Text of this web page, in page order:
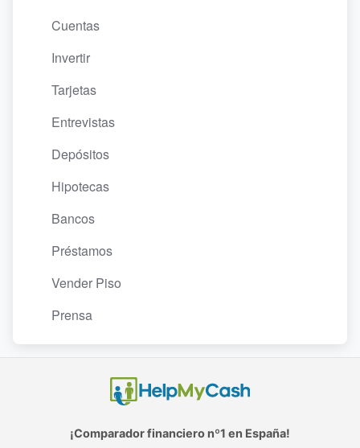
Cuentas
Invertir
Tarjetas
Entrevistas
Depósitos
Hipotecas
Bancos
Préstamos
Vender Piso
Prensa
¡Comparador financiero nº1 en España!